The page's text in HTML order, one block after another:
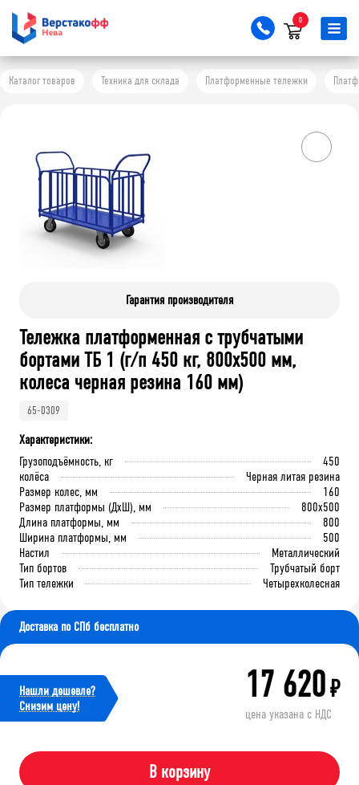
0
Каталог товаров Техника для склада Платформенные тележки
Гарантия производителя
Тележка платформенная с трубчатыми
бортами ТБ 1 (г/п 450 кг, 800x500 мм,
колеса черная резина 160 мм)
65-0309
Характеристики:
Грузоподъёмность, кг
450
колёса
Черная литая резина
Размер колес, мм
160
Размер платформы (ДхШ), мм
800x500
Длина платформы, мм
800
Ширина платформы, мм
500
Настил
Металлический
Тип бортов
Трубчатый борт
Тип тележки
Четырехколесная
Доставка по СПб бесплатно
Нашли дешевле?
Cнизим цену!
17 620₽
цена указана с НДС
В корзину